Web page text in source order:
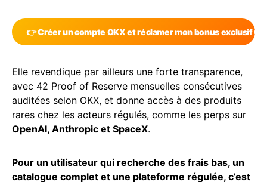
👉 Créer un compte OKX et réclamer mon bonus exclusif
Elle revendique par ailleurs une forte transparence,
avec 42 Proof of Reserve mensuelles consécutives
auditées selon OKX, et donne accès à des produits
rares chez les acteurs régulés, comme les perps sur
OpenAI, Anthropic et SpaceX.
Pour un utilisateur qui recherche des frais bas, un
catalogue complet et une plateforme régulée, c’est